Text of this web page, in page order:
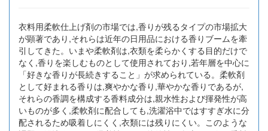
衣料用柔軟仕上げ剤の市場では,香りが残るタイプの市場拡大
が顕著であり,それらは近年の日用品における香りブームを牽
引してきた。いまや柔軟剤は,衣類を柔らかくする目的だけで
なく,香りを楽しむものとして使用されており,若年層を中心に
「好きな香りが長続きすること」が求められている。柔軟剤
として好まれる香りは,爽やかな香り,華やかな香りであるが,
それらの香調を構成する香料成分は,親水性および揮発性が高
いものが多く,柔軟剤に配合しても,洗濯浴中ではすすぎ水に分
配されるため吸着しにくく,衣類には残りにくい。このような